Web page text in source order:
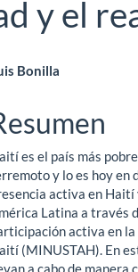
y el
Bonilla
es el país más
y lo es hoy en
activa en
Latina a través
activa en
(MINUSTAH). En
a cabo de manera